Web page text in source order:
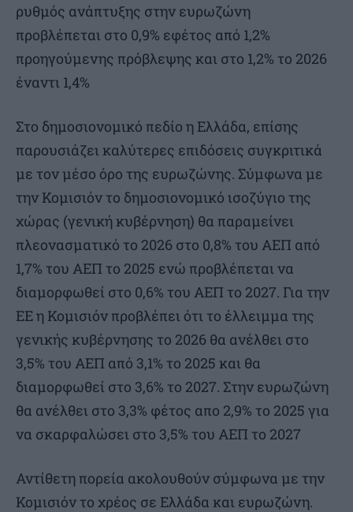
ρυθμός ανάπτυξης στην ευρωζώνη
προβλέπεται στο 0,9% εφέτος από 1,2%
προηγούμενης πρόβλεψης και στο 1,2% το 2026
έναντι 1,4%
Στο δημοσιονομικό πεδίο η Ελλάδα, επίσης
παρουσιάζει καλύτερες επιδόσεις συγκριτικά
με τον μέσο όρο της ευρωζώνης. Σύμφωνα με
την Κομισιόν το δημοσιονομικό ισοζύγιο της
χώρας (γενική κυβέρνηση) θα παραμείνει
πλεονασματικό το 2026 στο 0,8% του ΑΕΠ από
1,7% του ΑΕΠ το 2025 ενώ προβλέπεται να
διαμορφωθεί στο 0,6% του ΑΕΠ το 2027. Για την
ΕΕ η Κομισιόν προβλέπει ότι το έλλειμμα της
γενικής κυβέρνησης το 2026 θα ανέλθει στο
3,5% του ΑΕΠ από 3,1% το 2025 και θα
διαμορφωθεί στο 3,6% το 2027. Στην ευρωζώνη
θα ανέλθει στο 3,3% φέτος απο 2,9% το 2025 για
να σκαρφαλώσει στο 3,5% του ΑΕΠ το 2027
Αντίθετη πορεία ακολουθούν σύμφωνα με την
Κομισιόν το χρέος σε Ελλάδα και ευρωζώνη.